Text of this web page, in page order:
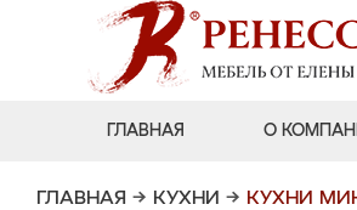
ГЛАВНАЯ О
ГЛАВНАЯ → КУХНИ → КУХНИ